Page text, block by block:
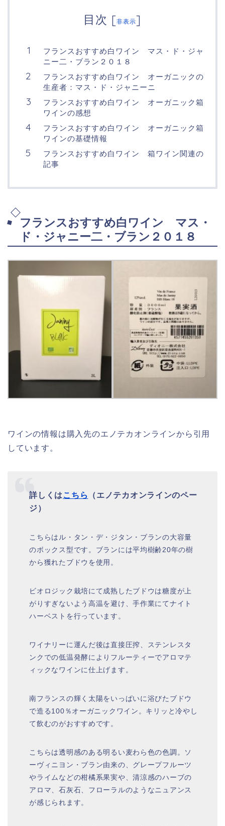
目次 [非表示]
フランスおすすめ白ワイン マス・ド・ジャ
ニー二・ブラン２０１８
フランスおすすめ白ワイン オーガニックの
生産者：マス・ド・ジャニーニ
フランスおすすめ白ワイン オーガニック箱
ワインの感想
フランスおすすめ白ワイン オーガニック箱
ワインの基礎情報
フランスおすすめ白ワイン 箱ワイン関連の
記事
フランスおすすめ白ワイン マス・
ド・ジャニー二・ブラン２０１８
ワインの情報は購入先のエノテカオンラインから引用
しています。
詳しくは こちら
（エノテカオンラインのペー
ジ）
こちらはル・タン・デ・ジタン・ブランの大容量
のボックス型です。ブランには平均樹齢20年の樹
から獲れたブドウを使用。
ビオロジック栽培にて成熟したブドウは糖度が上
がりすぎないよう高温を避け、手作業にてナイト
ハーベストを行っています。
ワイナリーに運んだ後は直接圧搾、ステンレスタ
ンクでの低温発酵によりフルーティーでアロマテ
ィックなワインに仕上げます。
南フランスの輝く太陽をいっぱいに浴びたブドウ
で造る100％オーガニックワイン。キリッと冷やし
て飲むのがおすすめです。
こちらは透明感のある明るい麦わら色の色調。ソ
ーヴィニヨン・ブラン由来の、グレープフルーツ
やライムなどの柑橘系果実や、清涼感のハーブの
アロマ、石灰石、フローラルのようなニュアンス
が感じられます。